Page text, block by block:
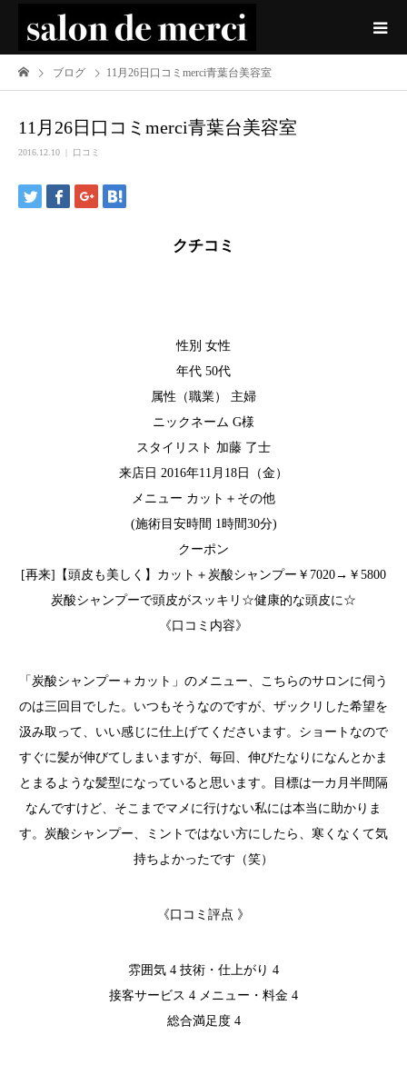
ブログ 11月26日口コミmerci青葉台美容室
11月26日口コミmerci青葉台美容室
2016.12.10 口コミ
クチコミ
性別 女性
年代 50代
属性（職業） 主婦
ニックネーム G様
スタイリスト 加藤 了士
来店日 2016年11月18日（金）
メニュー カット＋その他
(施術目安時間 1時間30分)
クーポン
[再来]【頭皮も美しく】カット＋炭酸シャンプー￥7020→￥5800
炭酸シャンプーで頭皮がスッキリ☆健康的な頭皮に☆
《口コミ内容》
「炭酸シャンプー＋カット」のメニュー、こちらのサロンに伺う
のは三回目でした。いつもそうなのですが、ザックリした希望を
汲み取って、いい感じに仕上げてくださいます。ショートなので
すぐに髪が伸びてしまいますが、毎回、伸びたなりになんとかま
とまるような髪型になっていると思います。目標は一カ月半間隔
なんですけど、そこまでマメに行けない私には本当に助かりま
す。炭酸シャンプー、ミントではない方にしたら、寒くなくて気
持ちよかったです（笑）
《口コミ評点 》
雰囲気 4 技術・仕上がり 4
接客サービス 4 メニュー・料金 4
総合満足度 4